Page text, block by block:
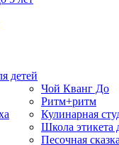
детей
Чой Кванг До
Ритм+ритм
Кулинарная
Школа этикета
Песочная